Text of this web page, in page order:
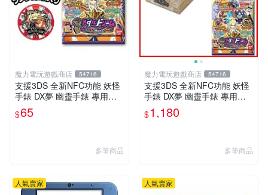
魔力電玩遊戲商店 54716
支援3DS 全新NFC功能 妖怪
手錶 DX夢 幽靈手錶 專用徽
章 夢05 神妖怪 神降臨 單包
【板橋魔力】
$65
多筆商品
魔力電玩遊戲商店 54716
支援3DS 全新NFC功能 妖怪
手錶 DX夢 幽靈手錶 專用徽
章 夢05 神妖怪 神降臨 整盒2
0包【板橋魔力】
$1,180
多筆商品
人氣賣家 人氣賣家